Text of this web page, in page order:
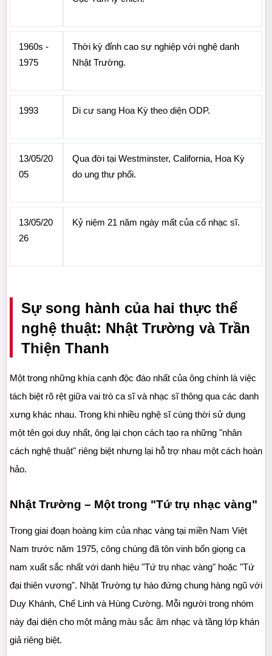
1960s -
1975
Thời kỳ đỉnh cao sự nghiệp với nghệ danh
Nhật Trường.
1993 Di cư sang Hoa Kỳ theo diện ODP.
13/05/20
05
Qua đời tại Westminster, California, Hoa Kỳ
do ung thư phổi.
13/05/20
26
Kỷ niệm 21 năm ngày mất của cố nhạc sĩ.
Sự song hành của hai thực thể
nghệ thuật: Nhật Trường và Trần
Thiện Thanh
Một trong những khía cạnh độc đáo nhất của ông chính là việc
tách biệt rõ rệt giữa vai trò ca sĩ và nhạc sĩ thông qua các danh
xưng khác nhau. Trong khi nhiều nghệ sĩ cùng thời sử dụng
một tên gọi duy nhất, ông lại chọn cách tạo ra những "nhân
cách nghệ thuật" riêng biệt nhưng lại hỗ trợ nhau một cách hoàn
hảo.
Nhật Trường – Một trong "Tứ trụ nhạc vàng"
Trong giai đoạn hoàng kim của nhạc vàng tại miền Nam Việt
Nam trước năm 1975, công chúng đã tôn vinh bốn giọng ca
nam xuất sắc nhất với danh hiệu "Tứ trụ nhạc vàng" hoặc "Tứ
đại thiên vương". Nhật Trường tự hào đứng chung hàng ngũ với
Duy Khánh, Chế Linh và Hùng Cường. Mỗi người trong nhóm
này đại diện cho một mảng màu sắc âm nhạc và tầng lớp khán
giả riêng biệt.